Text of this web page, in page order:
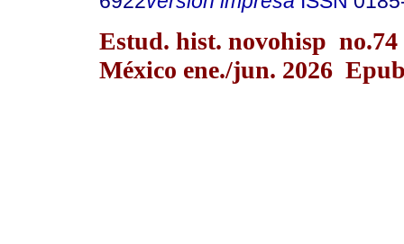
Estud. hist. novohisp
México ene./jun. 2026